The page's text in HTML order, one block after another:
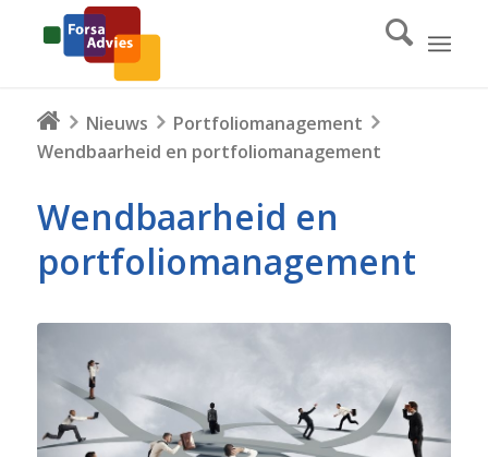
Nieuws
Portfoliomanagement
Wendbaarheid en portfoliomanagement
Wendbaarheid en
portfoliomanagement